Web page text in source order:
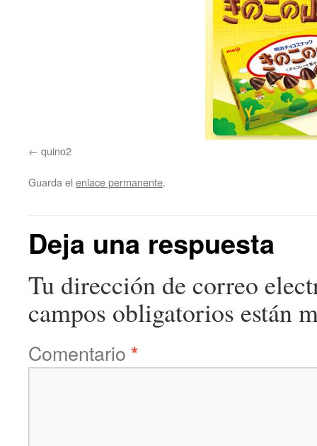
quino2
Guarda el enlace permanente.
Deja una respuesta
Tu dirección de correo
campos obligatorios están
Comentario *